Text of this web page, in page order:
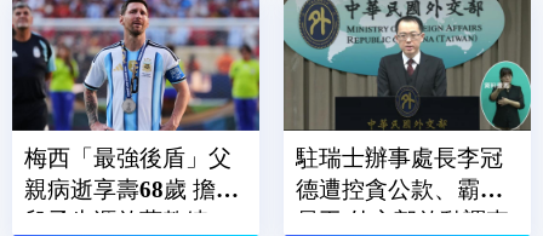
梅西「最強後盾」父
親病逝享壽68歲 擔任
兒子生涯啟蒙教練、
駐瑞士辦事處長李冠
德遭控貪公款、霸凌
員工 外交部啟動調查